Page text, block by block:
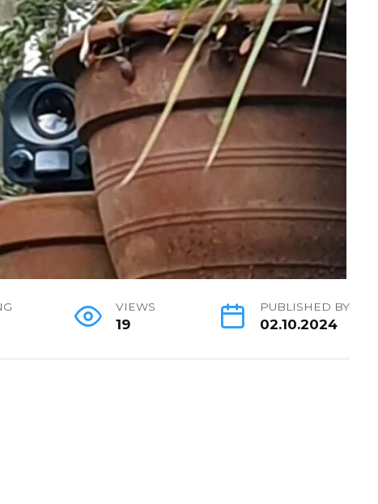
VIEWS
19
PUBLISHED BY
02.10.2024